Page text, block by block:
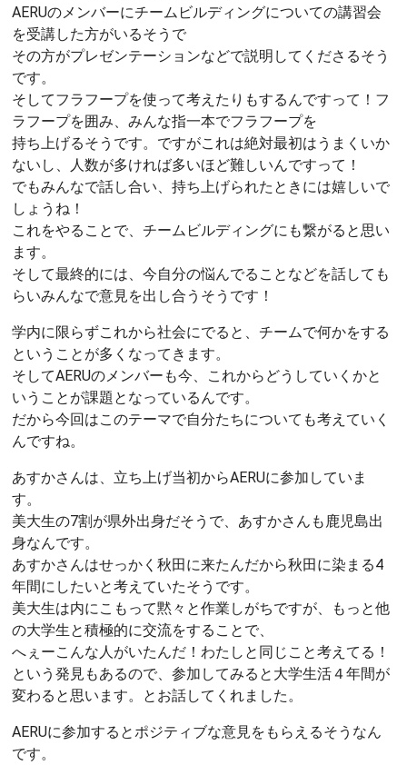
AERUのメンバーにチームビルディングについての講習会
を受講した方がいるそうで
その方がプレゼンテーションなどで説明してくださるそう
です。
そしてフラフープを使って考えたりもするんですって！フ
ラフープを囲み、みんな指一本でフラフープを
持ち上げるそうです。ですがこれは絶対最初はうまくいか
ないし、人数が多ければ多いほど難しいんですって！
でもみんなで話し合い、持ち上げられたときには嬉しいで
しょうね！
これをやることで、チームビルディングにも繋がると思い
ます。
そして最終的には、今自分の悩んでることなどを話しても
らいみんなで意見を出し合うそうです！
学内に限らずこれから社会にでると、チームで何かをする
ということが多くなってきます。
そしてAERUのメンバーも今、これからどうしていくかと
いうことが課題となっているんです。
だから今回はこのテーマで自分たちについても考えていく
んですね。
あすかさんは、立ち上げ当初からAERUに参加していま
す。
美大生の7割が県外出身だそうで、あすかさんも鹿児島出
身なんです。
あすかさんはせっかく秋田に来たんだから秋田に染まる4
年間にしたいと考えていたそうです。
美大生は内にこもって黙々と作業しがちですが、もっと他
の大学生と積極的に交流をすることで、
へぇーこんな人がいたんだ！わたしと同じこと考えてる！
という発見もあるので、参加してみると大学生活４年間が
変わると思います。とお話してくれました。
AERUに参加するとポジティブな意見をもらえるそうなん
です。